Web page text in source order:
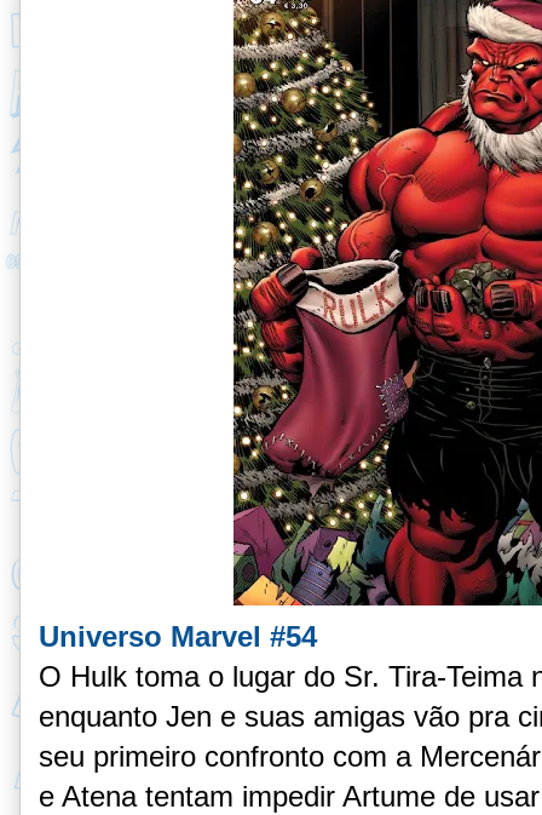
Universo Marvel #54
O Hulk toma o lugar do Sr. Tira-Teima
enquanto Jen e suas amigas vão pra
seu primeiro confronto com a
e Atena tentam impedir Artume de